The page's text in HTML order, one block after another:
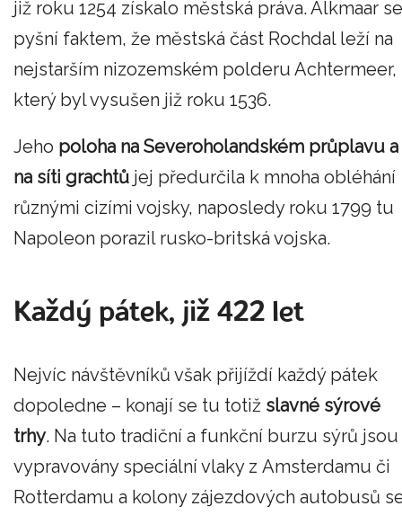
již roku 1254 získalo městská práva. Alkmaar se
pyšní faktem, že městská část Rochdal leží na
nejstarším nizozemském polderu Achtermeer,
který byl vysušen již roku 1536.
Jeho poloha na Severoholandském průplavu a
na síti grachtů jej předurčila k mnoha obléhání
různými cizími vojsky, naposledy roku 1799 tu
Napoleon porazil rusko-britská vojska.
Každý pátek, již 422 let
Nejvíc návštěvníků však přijíždí každý pátek
dopoledne – konají se tu totiž slavné sýrové
trhy. Na tuto tradiční a funkční burzu sýrů jsou
vypravovány speciální vlaky z Amsterdamu či
Rotterdamu a kolony zájezdových autobusů